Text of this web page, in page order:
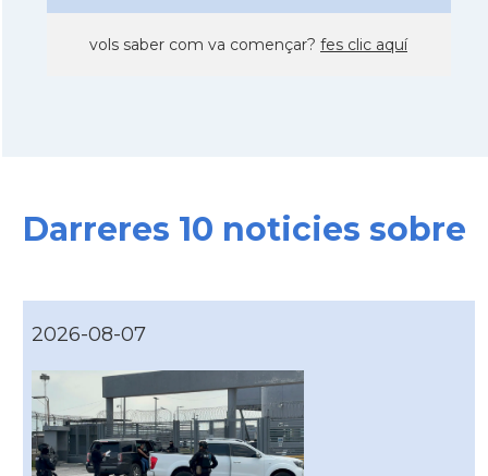
vols saber com va començar? fes clic aquí
Darreres 10 noticies sobre
2026-08-07